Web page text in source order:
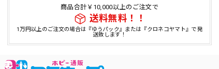
商品合計￥10,000以上のご注文で
送料無料！！
1万円以上のご注文の場合は『ゆうパック』または『クロネコヤマト』で発
送致します！